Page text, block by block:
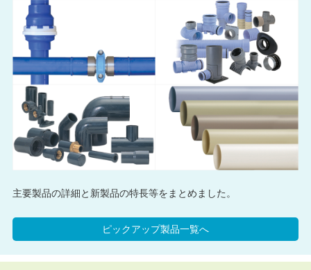
主要製品の詳細と新製品の特長等をまとめました。
ピックアップ製品一覧へ